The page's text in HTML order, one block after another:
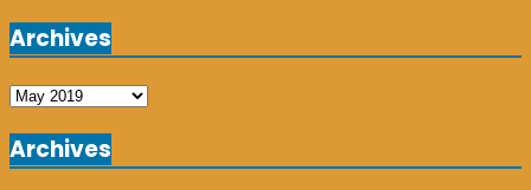
Archives
Archives
Archives